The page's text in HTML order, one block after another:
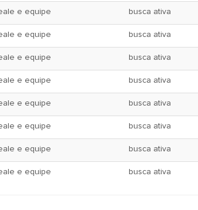
e equipe busca ativa
e equipe busca ativa
e equipe busca ativa
e equipe busca ativa
e equipe busca ativa
e equipe busca ativa
e equipe busca ativa
e equipe busca ativa